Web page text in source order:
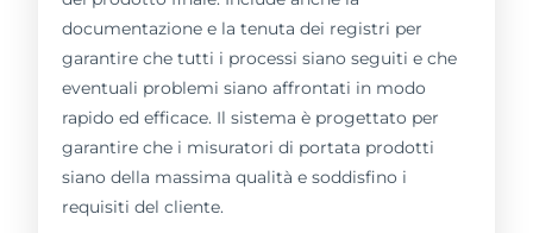
documentazione e la tenuta dei registri per
garantire che tutti i processi siano seguiti e che
eventuali problemi siano affrontati in modo
rapido ed efficace. Il sistema è progettato per
garantire che i misuratori di portata prodotti
siano della massima qualità e soddisfino i
requisiti del cliente.